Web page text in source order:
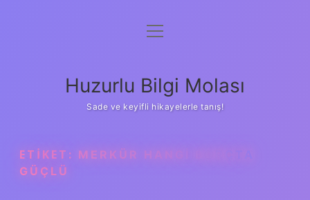
Anasayfa
Yasal Uyarı
menüyü
Huzurlu Bilgi Molası
Sade ve keyifli hikayelerle tanış!
ETIKET: MERKÜR HANGI BURÇTA
GÜÇLÜ